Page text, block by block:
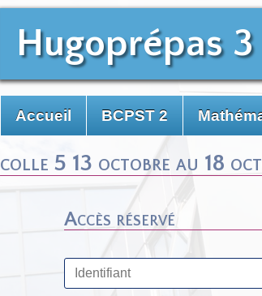
Hugoprépas 3
Accueil BCPST 2
colle 5 13 octobre au 18
Accès réservé